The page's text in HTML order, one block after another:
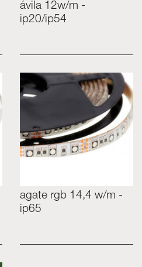
ávila 12w/m -
ip20/ip54
agate rgb 14,4 w/m -
ip65